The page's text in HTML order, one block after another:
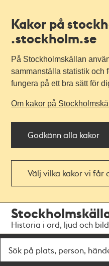
Kakor på
.stockholm.se
På Stockholmskällan
sammanställa statistik och
fungera på ett bra sätt för
Om kakor på
Godkänn alla kakor
Välj vilka kakor vi får
navigationen
huvudinnehållet
Historia i ord, ljud och bild